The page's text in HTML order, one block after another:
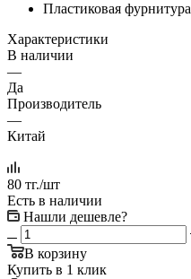
Пластиковая фурнитура
Характеристики
В наличии
—
Да
Производитель
—
Китай
80 тг./шт
Есть в наличии
Нашли дешевле?
В корзину
Купить в 1 клик